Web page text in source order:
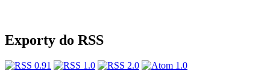
Exporty do RSS